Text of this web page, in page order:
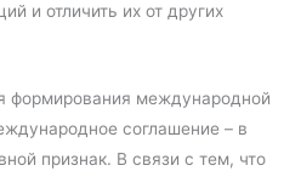
и отличить их от других
формирования международной
соглашение – в
признак. В связи с тем, что